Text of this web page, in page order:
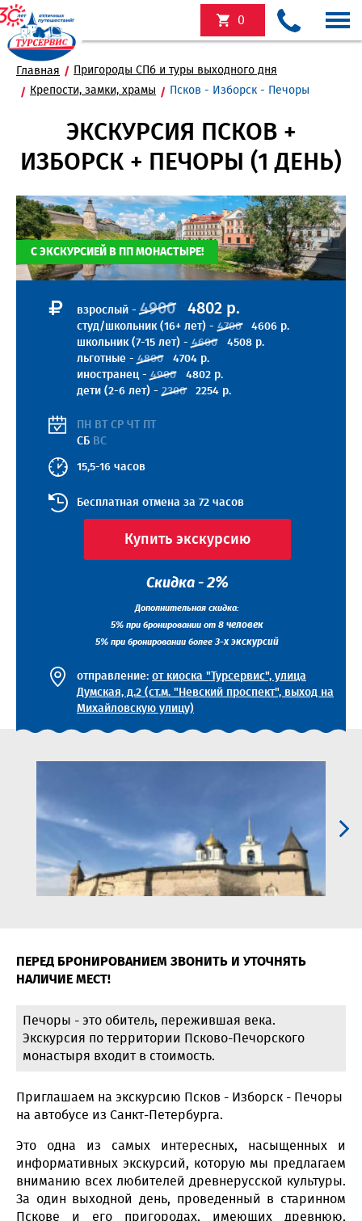
0
Главная
Пригороды СПб и туры выходного дня
Крепости, замки, храмы
Псков - Изборск - Печоры
ЭКСКУРСИЯ ПСКОВ +
ИЗБОРСК + ПЕЧОРЫ (1 ДЕНЬ)
С ЭКСКУРСИЕЙ В ПП МОНАСТЫРЕ!
взрослый -49004802 р.
студ/школьник (16+ лет) - 47004606 р.
школьник (7-15 лет) - 46004508 р.
льготные - 48004704 р.
иностранец - 49004802 р.
дети (2-6 лет) - 23002254 р.
ПН ВТ СР ЧТ ПТ
СБ ВС
15,5-16 часов
Бесплатная отмена за 72 часов
Купить экскурсию
Скидка -2%
Дополнительная скидка:
5% при бронировании от 8 человек
5% при бронировании более 3-х экскурсий
отправление: от киоска "Турсервис", улица
Думская, д.2 (ст.м. "Невский проспект", выход на
Михайловскую улицу)
ПЕРЕД БРОНИРОВАНИЕМ ЗВОНИТЬ И УТОЧНЯТЬ
НАЛИЧИЕ МЕСТ!
Печоры - это обитель, пережившая века.
Экскурсия по территории Псково-Печорского
монастыря входит в стоимость.
Приглашаем на экскурсию Псков - Изборск - Печоры
на автобусе из Санкт-Петербурга.
Это одна из самых интересных, насыщенных и
информативных экскурсий, которую мы предлагаем
вниманию всех любителей древнерусской культуры.
За один выходной день, проведенный в старинном
Пскове и его пригородах, имеющих древнюю,